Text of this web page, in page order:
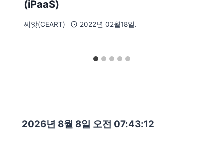
(iPaaS)
씨앗(CEART) 2022년 02월18일.
2026년 8월 8일 오전 07:43:13